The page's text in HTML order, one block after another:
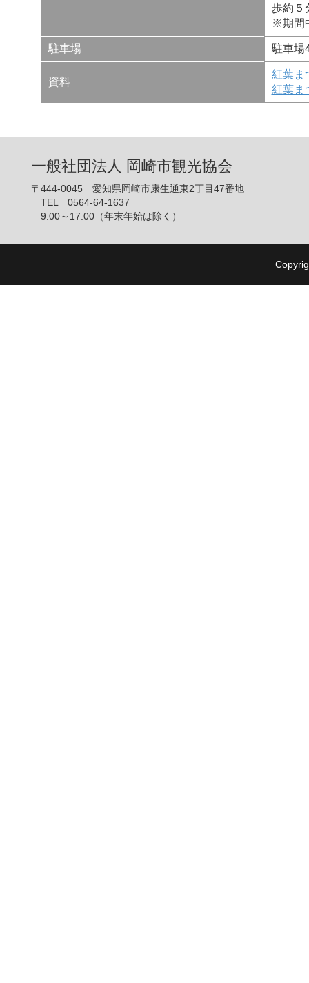
歩約５
※期間
駐車場 駐車場
資料
紅葉ま
紅葉ま
一般社団法人 岡崎市観光協会
〒444-0045 愛知県岡崎市康生通東2丁目47番地
TEL 0564-64-1637
9:00～17:00（年末年始は除く）